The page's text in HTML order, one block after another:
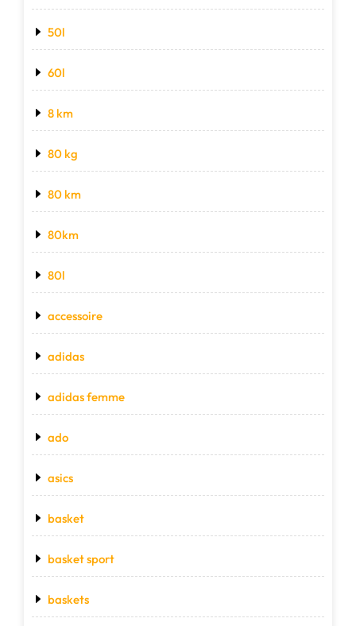
50l
60l
8 km
80 kg
80 km
80km
80l
accessoire
adidas
adidas femme
ado
asics
basket
basket sport
baskets